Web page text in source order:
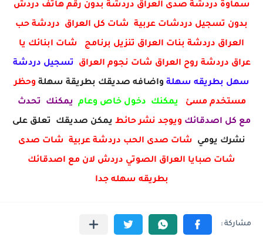
سماوة دردشة صدى العراق دردشة بدون رقم هاتف دردش
بدون تسجيل دردشات عربية شات كل العراق دردشة حب
العراق دردشة بنات العراق تنزيل برنامج شات ابنائك يا
عراق دردشة روح العراق شات نجوم العراق تسجيل دردشة
سهل بطريقه سهلة واضافه صديقك بطريقة سهلة وحظر
مستخدم مسئ يمكنك دخول خاص وعام يمكنك تحدث
مع كل اصدقائك ويوجد نشر حائط يمكن صديقك تعلق على
نشرك يومي شات صدى الحب دردشة عربية شات صدى
شات صبايا العراق الصوتي دردش لان مع اصدقائك
بطريقه سهله جدا